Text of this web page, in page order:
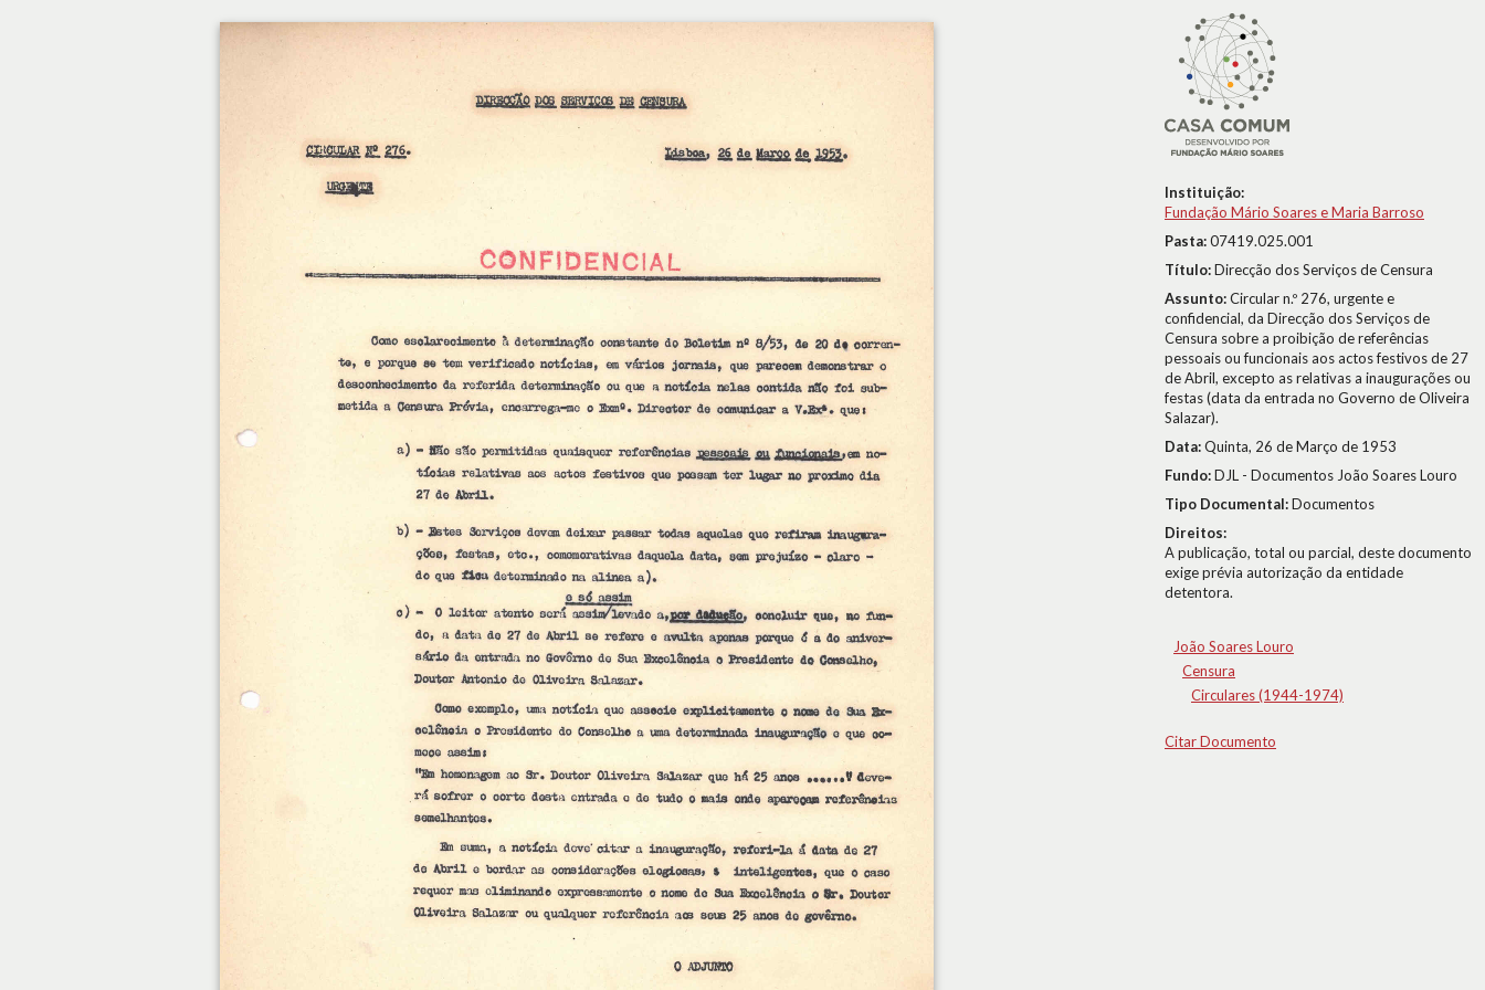
Instituição:
Fundação Mário Soares e Maria Barroso
Pasta:07419.025.001
Título:Direcção dos Serviços de Censura
Assunto:Circular n.º 276, urgente e
confidencial, da Direcção dos Serviços de
Censura sobre a proibição de referências
pessoais ou funcionais aos actos festivos de 27
de Abril, excepto as relativas a inaugurações ou
festas (data da entrada no Governo de Oliveira
Salazar).
Data:Quinta, 26 de Março de 1953
Fundo:DJL - Documentos João Soares Louro
Tipo Documental:Documentos
Direitos:
A publicação, total ou parcial, deste documento
exige prévia autorização da entidade
detentora.
João Soares Louro
Censura
Circulares (1944-1974)
Citar Documento